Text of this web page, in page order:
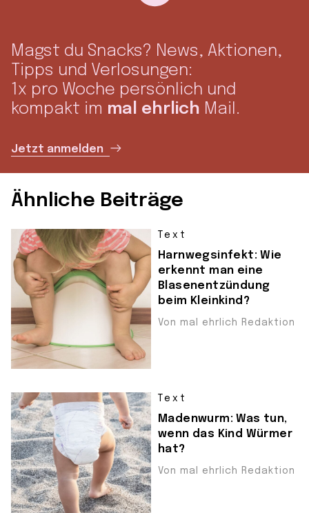
Magst du Snacks? News, Aktionen,
Tipps und Verlosungen:
1x pro Woche persönlich und
kompakt im mal ehrlich Mail.
Jetzt anmelden
Ähnliche Beiträge
Text
Harnwegsinfekt: Wie
erkennt man eine
Blasenentzündung
beim Kleinkind?
Von mal ehrlich Redaktion
Text
Madenwurm: Was tun,
wenn das Kind Würmer
hat?
Von mal ehrlich Redaktion